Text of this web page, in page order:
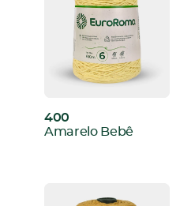
400
:Amarelo Bebê